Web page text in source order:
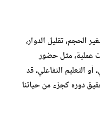
الحجم، تقليل الدوار،
عملية، مثل حضور
التعليم التفاعلي، قد
دوره كجزء من حياتنا